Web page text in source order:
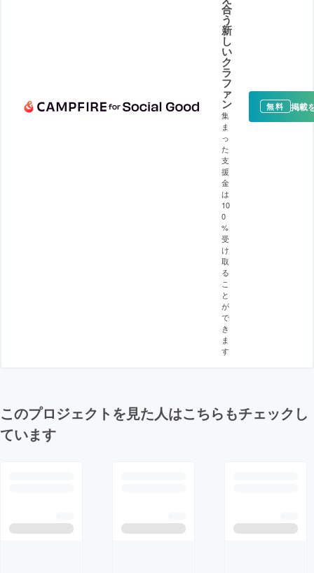
合
う
新
し
い
ク
ラ
フ
ァ
ン
集
ま
っ
た
支
援
金
は
10
0
%
受
け
取
る
こ
と
が
で
き
ま
す
無料 掲載
このプロジェクトを見た人はこちらもチェックし
ています